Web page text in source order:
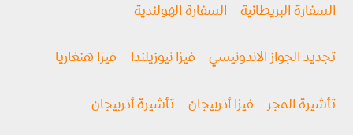
السفارة البريطانية السفارة الهولندية
تجديد الجواز الاندونيسي فيزا نيوزيلندا فيزا هنغاريا
تأشيرة المجر فيزا أذربيجان تأشيرة أذربيجان